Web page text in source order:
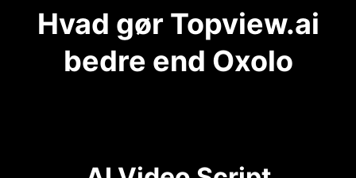
Hvad gør Topview.ai
bedre end Oxolo